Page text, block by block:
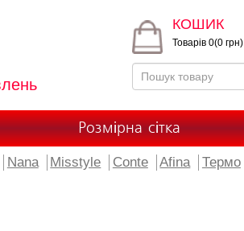
КОШИК
Товарів 0(0 грн)
Розмірна сітка
Nana Misstyle Conte Afina Термо